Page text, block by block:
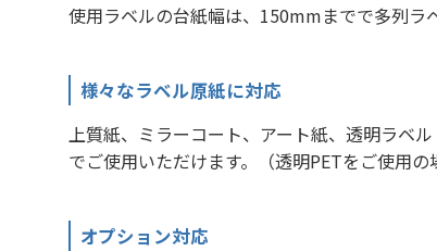
使用ラベルの台紙幅は、150mmまでで多列ラ
様々なラベル原紙に対応
上質紙、ミラーコート、アート紙、透明ラベ
でご使用いただけます。（透明PETをご使用の
オプション対応